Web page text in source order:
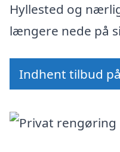
Hyllested og
længere nede på
Indhent tilbud